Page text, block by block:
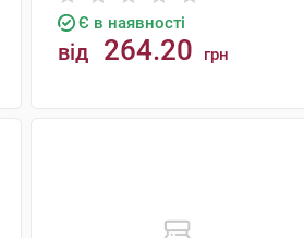
Є в наявності
від 264.20 грн